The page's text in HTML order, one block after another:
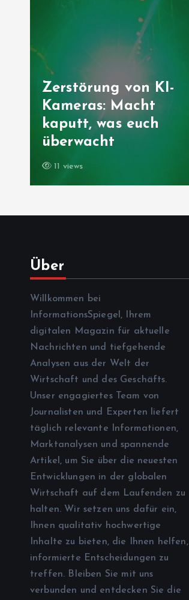
Zerstörung von KI-
Kameras: Macht
kaputt, was euch
überwacht
11 views
Über
Willkommen bei
InformationsSpiegel, Ihrem
digitalen Magazin für aktuelle
Nachrichten und tiefgehende
Analysen aus der Welt der
Wirtschaft und des Geschäfts.
Unser engagiertes Team von
Journalisten und Experten liefert
täglich relevante Informationen,
Marktanalysen und spannende
Artikel, um Sie über die neuesten
Entwicklungen in der globalen
Wirtschaft auf dem Laufenden zu
halten. Wir setzen uns dafür ein,
Ihnen qualitativ hochwertige
Inhalte zu bieten, die Ihnen helfen,
informierte Entscheidungen zu
treffen. Bleiben Sie mit uns
verbunden und entdecken Sie die